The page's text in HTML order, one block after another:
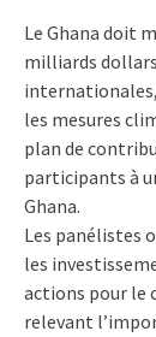
Le Ghana doit
milliards
les mesures
plan de
participants à
Ghana.
Les panélistes
les
actions pour le
relevant